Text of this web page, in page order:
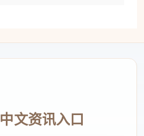
文资讯入口